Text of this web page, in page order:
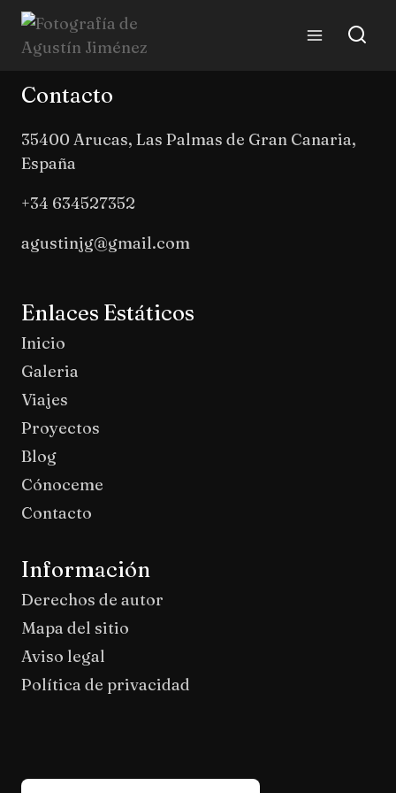
Contacto
35400 Arucas, Las Palmas de Gran Canaria,
España
+34 634527352
agustinjg@gmail.com
Enlaces Estáticos
Inicio
Galeria
Viajes
Proyectos
Blog
Cónoceme
Contacto
Información
Derechos de autor
Mapa del sitio
Aviso legal
Política de privacidad